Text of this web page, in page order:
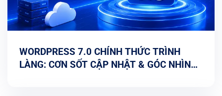
WORDPRESS 7.0 CHÍNH THỨC TRÌNH
LÀNG: CƠN SỐT CẬP NHẬT & GÓC NHÌN